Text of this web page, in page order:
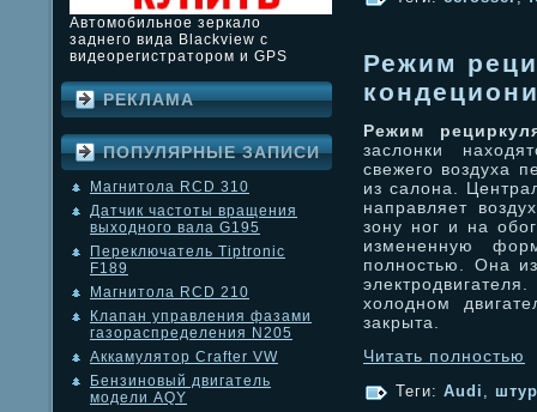
Автомобильное зеркало
заднего вида Blackview с
видеорегистратором и GPS
РЕКЛАМА
ПОПУЛЯРНЫЕ ЗАПИСИ
Магнитола RCD 310
Датчик частоты вращения
выходного вала G195
Переключатель Tiptronic
F189
Магнитола RCD 210
Клапан управления фазами
газораспределения N205
Аккамулятор Crafter VW
Бензиновый двигатель
модели AQY
Режим
Режим
заслонки
свежего воздуха
из салона.
направляет
зону ног и на
измененную
полностью. Она
холодном
закрыта.
Читать полностью
Теги: Audi ,